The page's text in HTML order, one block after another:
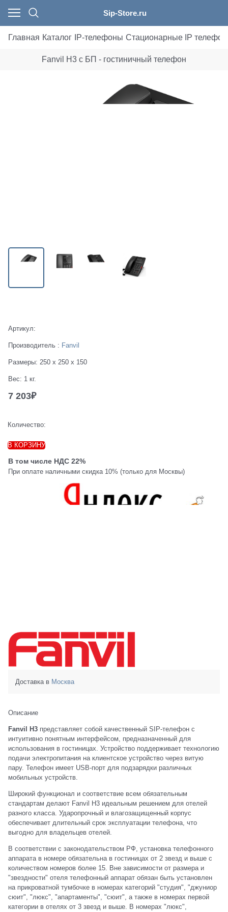
Sip-Store.ru
Главная Каталог IP-телефоны Стационарные IP
Fanvil H3 с БП - гостиничный телефон
Артикул:
Производитель : Fanvil
Размеры: 250 x 250 x 150
Вес: 1 кг.
7 203₽
Количество:
В КОРЗИНУ
В том числе НДС 22%
При оплате наличными скидка 10% (только для Москвы)
Доставка в Москва
Описание
Fanvil H3 представляет собой качественный SIP-телефон с
интуитивно понятным интерфейсом, предназначенный для
использования в гостиницах. Устройство поддерживает технологию
подачи электропитания на клиентское устройство через витую
пару. Телефон имеет USB-порт для подзарядки различных
мобильных устройств.
Широкий функционал и соответствие всем обязательным
стандартам делают Fanvil H3 идеальным решением для отелей
разного класса. Ударопрочный и влагозащищенный корпус
обеспечивает длительный срок эксплуатации телефона, что
выгодно для владельцев отелей.
В соответствии с законодательством РФ, установка телефонного
аппарата в номере обязательна в гостиницах от 2 звезд и выше с
количеством номеров более 15. Вне зависимости от размера и
"звездности" отеля телефонный аппарат обязан быть установлен
на прикроватной тумбочке в номерах категорий "студия", "джуниор
сюит", "люкс", "апартаменты", "сюит", а также в номерах первой
категории в отелях от 3 звезд и выше. В номерах "люкс",